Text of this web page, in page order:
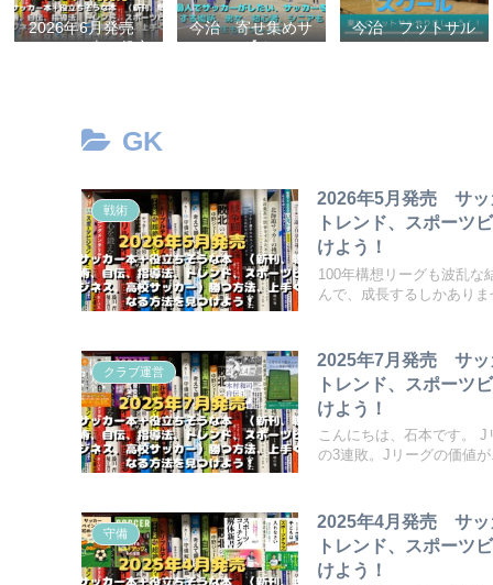
2026年6月発売
サッカー本＋役立
ド、スポーツビジ
ネス、高校サッカ
手くなる方法を見
つけよう！
今治 寄せ集めサ
ッカー【タマケ
【タマケル】
今治 フットサル
スクール
GK
戦術
2026年5月発売 サッ
トレンド、スポーツ
けよう！
100年構想リーグも波乱な
んで、成長するしかありま
クラブ運営
2025年7月発売 サッ
トレンド、スポーツ
けよう！
こんにちは、石本です。
の3連敗。Jリーグの価値
守備
2025年4月発売 サッ
トレンド、スポーツ
けよう！